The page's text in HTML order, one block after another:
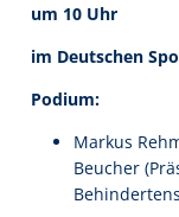
um 10 Uhr
im Deutschen
Podium:
Markus
Beucher